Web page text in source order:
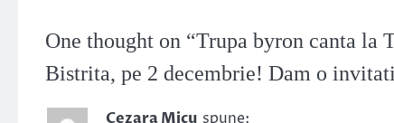
One thought on “Trupa byron canta la
Bistrita, pe 2 decembrie! Dam o
Cezara Micu spune: